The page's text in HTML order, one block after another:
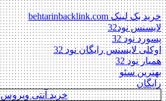
خرید بک لینک behtarinbacklink.com
لایسنس نود32
پسورد نود 32
اوکلی لایسنس رایگان نود 32
همیار نود 32
بهترین سئو
رایگان
خرید آنتی ویروس